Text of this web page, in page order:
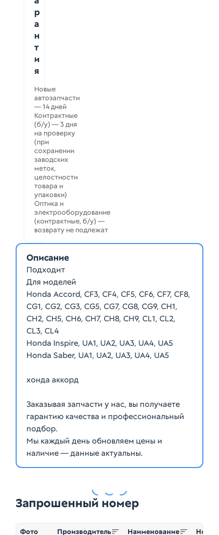
р
а
н
т
и
я
Новые
автозапчасти
— 14 дней
Контрактные
(б/у) — 3 дня
на проверку
(при
сохранении
заводских
меток,
целостности
товара и
упаковки)
Оптика и
электрооборудование
(контрактные, б/у) —
возврату не подлежат
Описание
Подходит
Для моделей
Honda Accord, CF3, CF4, CF5, CF6, CF7, CF8,
CG1, CG2, CG3, CG5, CG7, CG8, CG9, CH1,
CH2, CH5, CH6, CH7, CH8, CH9, CL1, CL2,
CL3, CL4
Honda Inspire, UA1, UA2, UA3, UA4, UA5
Honda Saber, UA1, UA2, UA3, UA4, UA5
хонда аккорд
Заказывая запчасти у нас, вы получаете
гарантию качества и профессиональный
подбор.
Мы каждый день обновляем цены и
наличие — данные актуальны.
Запрошенный номер
Фото Производитель Наименование Номер